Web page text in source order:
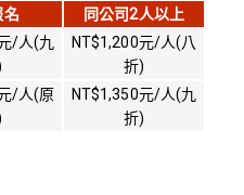
名 同公司2人以上
/人(九
NT$1,200元/人(八
折)
/人(原
NT$1,350元/人(九
折)